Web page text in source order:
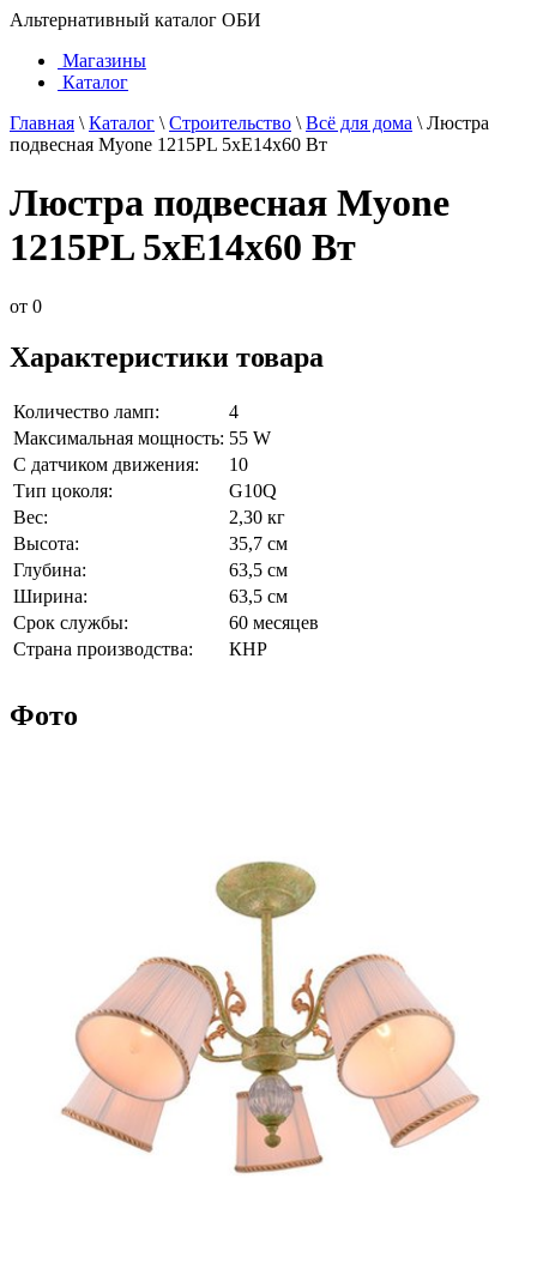
Альтернативный каталог ОБИ
Магазины
Каталог
Главная \ Каталог \ Строительство \ Всё для дома \ Люстра
подвесная Myone 1215PL 5xE14x60 Вт
Люстра подвесная Myone
1215PL 5xE14x60 Вт
от 0
Характеристики товара
Количество ламп:
4
Максимальная мощность: 55 W
С датчиком движения:
10
Тип цоколя:
G10Q
Вес:
2,30 кг
Высота:
35,7 см
Глубина:
63,5 см
Ширина:
63,5 см
Срок службы:
60 месяцев
Страна производства:
КНР
Фото